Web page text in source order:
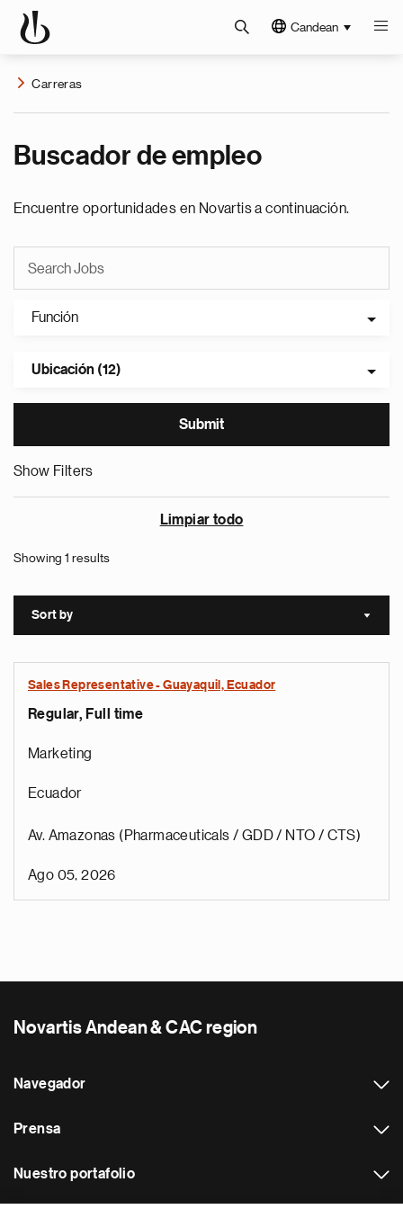
Candean
Carreras
Buscador de empleo
Encuentre oportunidades en Novartis a continuación.
Función
Ubicación (12)
Show Filters
Limpiar todo
Showing 1 results
Sort by Sort
Sales Representative - Guayaquil, Ecuador
Regular, Full time
Marketing
Ecuador
Av. Amazonas (Pharmaceuticals / GDD / NTO / CTS)
Ago 05, 2026
Novartis Andean & CAC region
Navegador
Prensa
Nuestro portafolio